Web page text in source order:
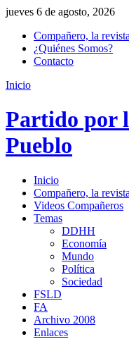
jueves 6 de agosto, 2026
Compañero, la revista
¿Quiénes Somos?
Contacto
Inicio
Partido por
Pueblo
Inicio
Compañero, la revista
Videos Compañeros
Temas
DDHH
Economía
Mundo
Política
Sociedad
FSLD
FA
Archivo 2008
Enlaces